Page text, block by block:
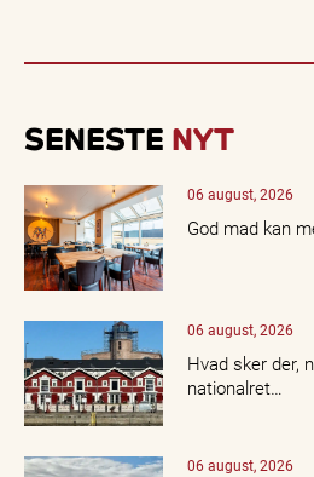
SENESTE NYT
06 august, 2026
God mad kan
06 august, 2026
Hvad sker der,
nationalret…
06 august, 2026